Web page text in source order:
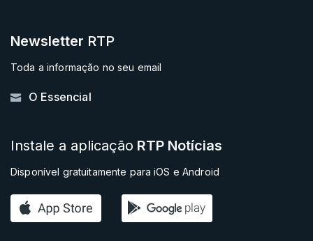
Newsletter RTP
Toda a informação no seu email
O Essencial
Instale a aplicação RTP Notícias
Disponível gratuitamente para iOS e Android